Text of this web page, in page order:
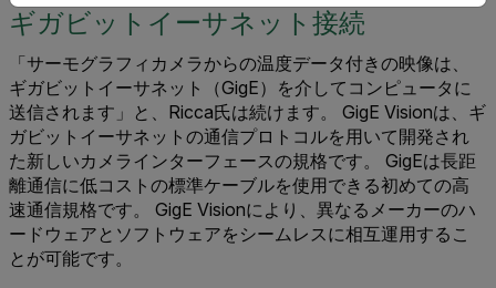
ギガビットイーサネット接続
「サーモグラフィカメラからの温度データ付きの映像は、
ギガビットイーサネット（GigE）を介してコンピュータに
送信されます」と、Ricca氏は続けます。 GigE Visionは、ギ
ガビットイーサネットの通信プロトコルを用いて開発され
た新しいカメラインターフェースの規格です。 GigEは長距
離通信に低コストの標準ケーブルを使用できる初めての高
速通信規格です。 GigE Visionにより、異なるメーカーのハ
ードウェアとソフトウェアをシームレスに相互運用するこ
とが可能です。